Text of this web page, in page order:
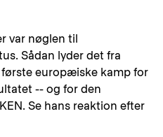
var nøglen til
Sådan lyder det fra
europæiske kamp for
-- og for den
Se hans reaktion efter